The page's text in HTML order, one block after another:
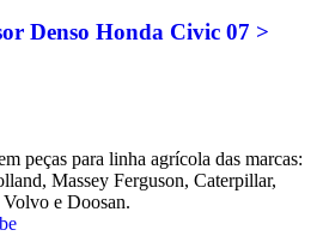
Denso Honda Civic 07 >
peças para linha agrícola das marcas:
Massey Ferguson, Caterpillar,
e Doosan.